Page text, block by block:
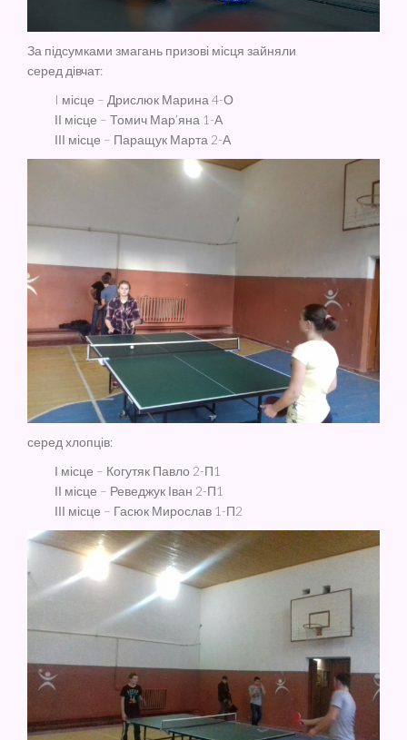
За підсумками змагань призові місця зайняли
серед дівчат:
I місце – Дрислюк Марина 4-О
ІІ місце – Томич Мар’яна 1-А
ІІІ місце – Паращук Марта 2-А
серед хлопців:
І місце – Когутяк Павло 2-П1
ІІ місце – Реведжук Іван 2-П1
ІІІ місце – Гасюк Мирослав 1-П2